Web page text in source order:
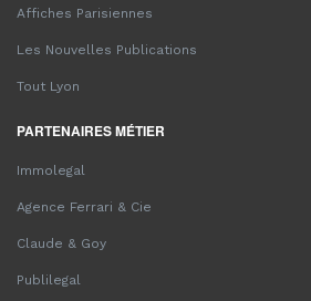
Affiches Parisiennes
Les Nouvelles Publications
Tout Lyon
PARTENAIRES MÉTIER
Immolegal
Agence Ferrari & Cie
Claude & Goy
Publilegal